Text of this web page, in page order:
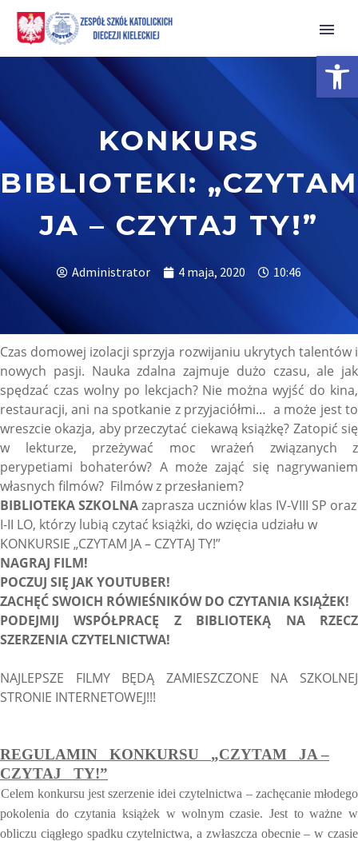
KONKURS
BIBLIOTEKI: „CZYTAM
JA – CZYTAJ TY!”
Administrator 4 maja, 2020 10:46
Czas domowej izolacji sprzyja rozwijaniu ukrytych talentów i
nowych pasji. Nauka zdalna zajmuje dużo czasu, ale jak
spędzać czas wolny po lekcjach? Nie można wyjść do kina,
restauracji, ani na spotkanie z przyjaciółmi… a może jest to
wreszcie okazja, aby przeczytać ciekawą książkę? Zatopić się
w lekturze, przeżywać moc wrażeń związanych z
perypetiami bohaterów? A może zająć się nagrywaniem
własnych filmów? Filmów z przesłaniem?
BIBLIOTEKA SZKOLNAzaprasza uczniów klas IV-VIII SP oraz
I-II LO, którzy lubią czytać książki, do wzięcia udziału w
KONKURSIE „CZYTAM JA – CZYTAJ TY!”
NAGRAJ FILM!
POCZUJ SIĘ JAK YOUTUBER!
ZACHĘĆ SWOICH RÓWIEŚNIKÓW DO CZYTANIA KSIĄŻEK!
PODEJMIJ WSPÓŁPRACĘ Z BIBLIOTEKĄ NA RZECZ
SZERZENIA CZYTELNICTWA!
NAJLEPSZE FILMY BĘDĄ ZAMIESZCZONE NA SZKOLNEJ
STRONIE INTERNETOWEJ!!!
REGULAMIN KONKURSU „CZYTAM
JA –
CZYTAJ
TY!”
Celem konkursu jest szerzenie idei czytelnictwa – zachęcanie młodego
pokolenia do czytania książek w wolnym czasie. Jest to ważne w
obliczu ciągłego spadku czytelnictwa, a zwłaszcza obecnie – w czasie